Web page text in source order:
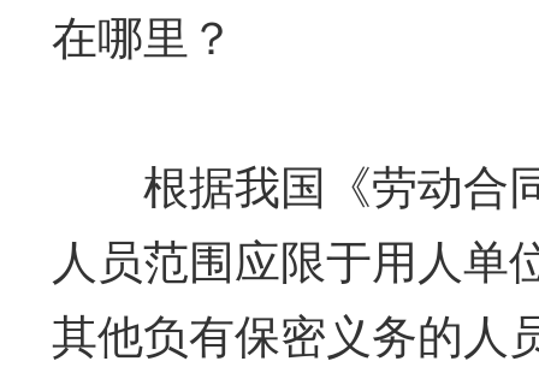
在哪里？
根据我国《劳动合
人员范围应限于用人单
其他负有保密义务的人